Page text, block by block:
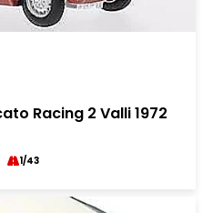
Racing 2 Valli 1972
1/43